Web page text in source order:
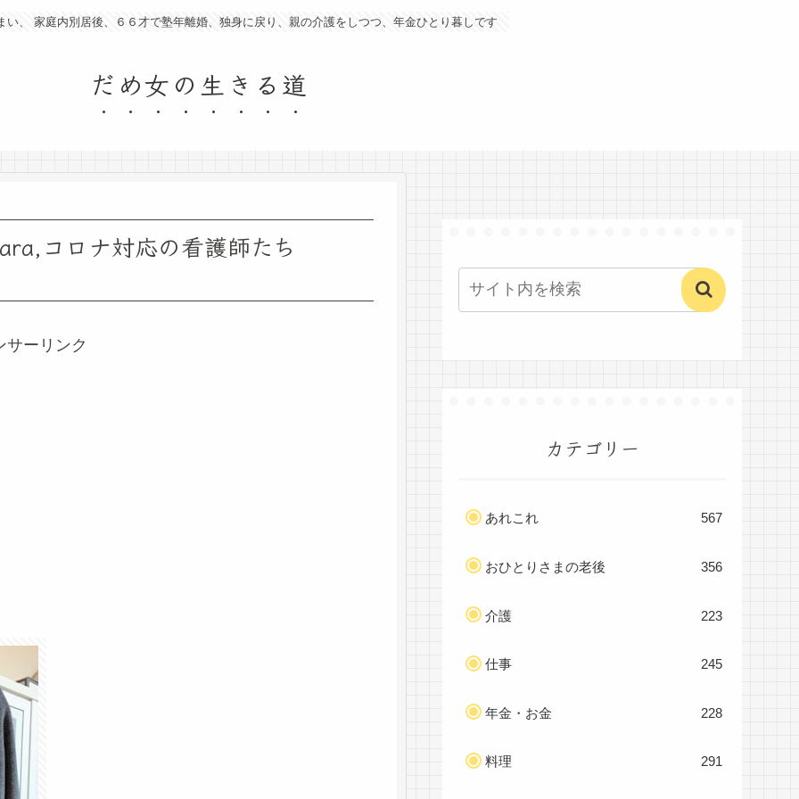
い、 家庭内別居後、６６才で塾年離婚、独身に戻り、親の介護をしつつ、年金ひとり暮しです
だめ女の生きる道
コロナ対応の看護師たち
サーリンク
カテゴリー
あれこれ 567
おひとりさまの老後 356
介護 223
仕事 245
年金・お金 228
料理 291